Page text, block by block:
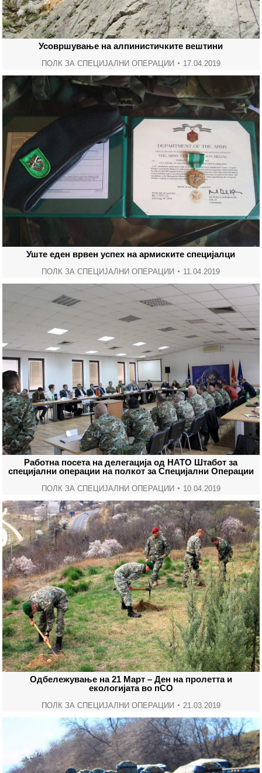
Усовршување на алпинистичките вештини
ПОЛК ЗА СПЕЦИЈАЛНИ ОПЕРАЦИИ 17.04.2019
Уште еден врвен успех на армиските специјалци
ПОЛК ЗА СПЕЦИЈАЛНИ ОПЕРАЦИИ 11.04.2019
Работна посета на делегација од НАТО Штабот за
специјални операции на полкот за Специјални Операции
ПОЛК ЗА СПЕЦИЈАЛНИ ОПЕРАЦИИ 10.04.2019
Одбележување на 21 Март – Ден на пролетта и
екологијата во пСО
ПОЛК ЗА СПЕЦИЈАЛНИ ОПЕРАЦИИ 21.03.2019